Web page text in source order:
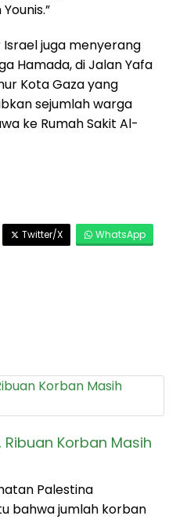
juga menyerang
Hamada, di Jalan Yafa
Kota Gaza yang
sejumlah warga
ke Rumah Sakit Al-
Twitter/X
WhatsApp
Korban Masih
Palestina
bahwa jumlah korban